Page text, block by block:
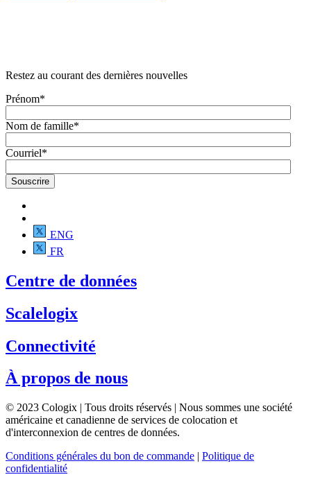
Restez au courant des dernières nouvelles
Prénom*
Nom de famille*
Courriel*
ENG
FR
Centre de données
Scalelogix
Connectivité
À propos de nous
© 2023 Cologix | Tous droits réservés | Nous sommes une société
américaine et canadienne de services de colocation et
d'interconnexion de centres de données.
Conditions générales du bon de commande | Politique de
confidentialité